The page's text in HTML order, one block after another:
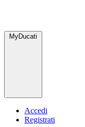
MyDucati
Accedi
Registrati